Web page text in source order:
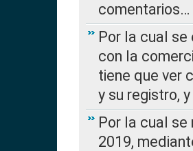
comentarios…
Por la cual
con la
tiene que ver
y su registro,
Por la cual
2019,